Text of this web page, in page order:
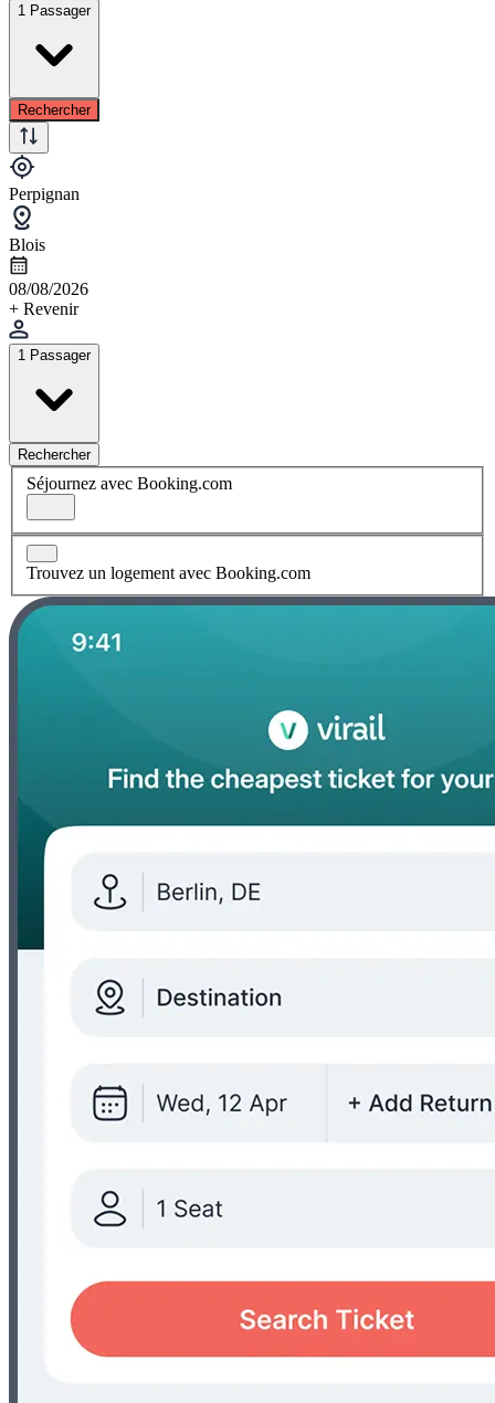
1 Passager
Rechercher
Perpignan
Blois
08/08/2026
+ Revenir
1 Passager
Rechercher
Séjournez avec Booking.com
Trouvez un logement avec Booking.com